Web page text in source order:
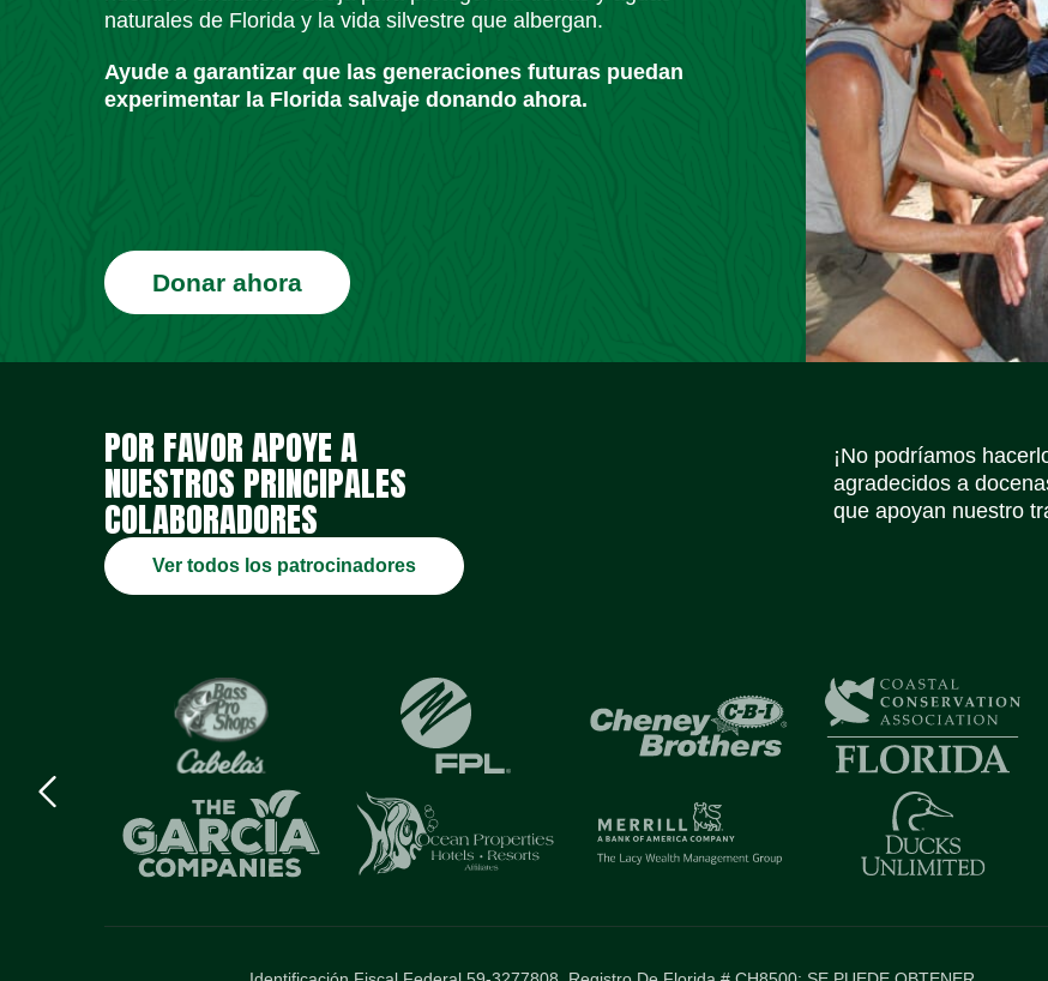
naturales de Florida y la vida silvestre que albergan.
Ayude a garantizar que las generaciones futuras puedan
experimentar la Florida salvaje donando ahora.
Donar ahora
POR FAVOR APOYE A
NUESTROS PRINCIPALES
COLABORADORES
¡No podríamos
agradecidos a
que apoyan nuestro
Ver todos los patrocinadores
Previous